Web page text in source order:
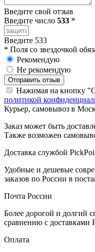
Введите свой отзыв
Введите число 533 *
Введите 533
* Поля со звездочкой
Рекомендую
Не рекомендую
Отправить отзыв
Нажимая на кнопку
политикой
Курьер, самовывоз в
Заказ может быть
Также возможен
Доставка службой
Удобные и дешевые
заказов по России в
Почта России
Более дорогой и долгий
сравнению с
Оплата